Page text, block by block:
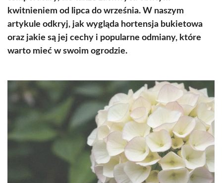
kwitnieniem od lipca do września. W naszym
artykule odkryj, jak wygląda hortensja bukietowa
oraz jakie są jej cechy i popularne odmiany, które
warto mieć w swoim ogrodzie.